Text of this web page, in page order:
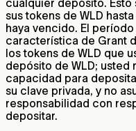
sus tokens de WLD
haya vencido. El
característica de Grant
los tokens de WLD que
depósito de WLD; usted
capacidad para
su clave privada, y no
responsabilidad con
depositar.